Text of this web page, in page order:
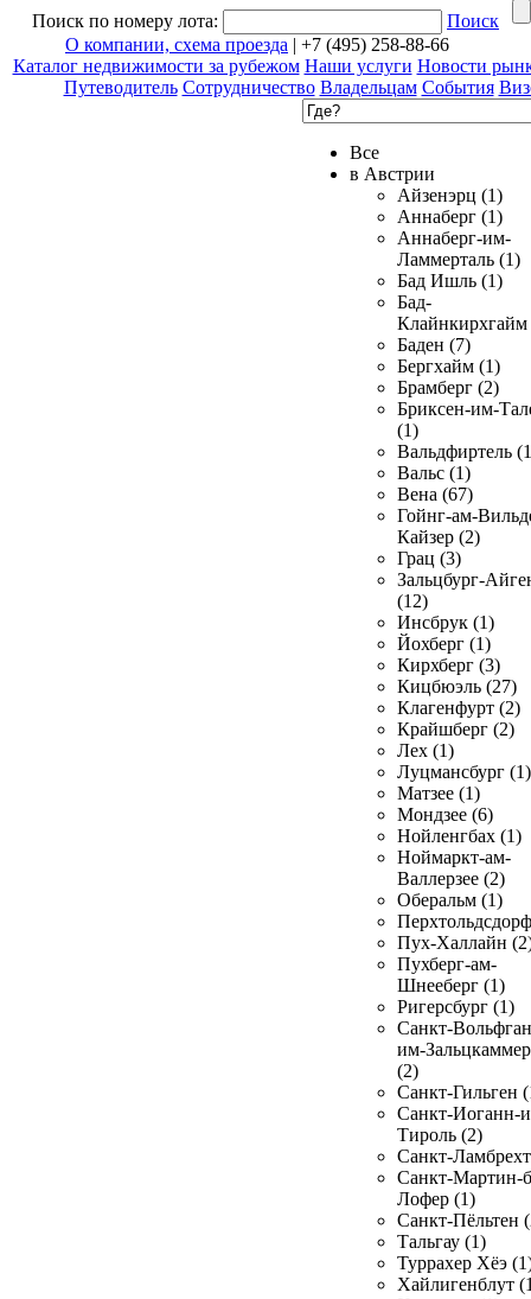
Поиск по номеру лота:
Поиск
О компании, схема проезда | +7 (495) 258-88-66
Каталог недвижимости за рубежом Наши услуги Новости
Путеводитель Сотрудничество Владельцам События
Все
в Австрии
Айзенэрц (1)
Аннаберг (1)
Аннаберг-им-
Ламмерталь (1)
Бад Ишль (1)
Бад-
Клайнкирхгайм
Баден (7)
Бергхайм (1)
Брамберг (2)
Бриксен-им-
(1)
Вальдфиртель
Вальс (1)
Вена (67)
Гойнг-ам-
Кайзер (2)
Грац (3)
Зальцбург-
(12)
Инсбрук (1)
Йохберг (1)
Кирхберг (3)
Кицбюэль (27)
Клагенфурт (2)
Крайшберг (2)
Лех (1)
Луцмансбург (1)
Матзее (1)
Мондзее (6)
Нойленгбах (1)
Ноймаркт-ам-
Валлерзее (2)
Оберальм (1)
Пух-Халлайн
Пухберг-ам-
Шнееберг (1)
Ригерсбург (1)
Санкт-
им-
(2)
Санкт-Гильген
Санкт-Иоганн-
Тироль (2)
Санкт-
Санкт-Мартин-
Лофер (1)
Санкт-Пёльтен
Тальгау (1)
Туррахер Хёэ
Хайлигенблут